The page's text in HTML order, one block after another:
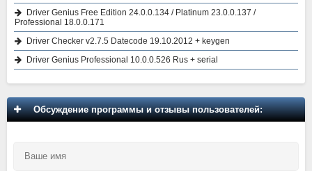
Driver Genius Free Edition 24.0.0.134 / Platinum 23.0.0.137 /
Professional 18.0.0.171
Driver Checker v2.7.5 Datecode 19.10.2012 + keygen
Driver Genius Professional 10.0.0.526 Rus + serial
Обсуждение программы и отзывы пользователей: